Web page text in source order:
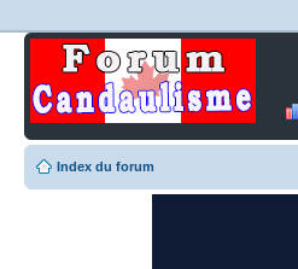
Index du forum